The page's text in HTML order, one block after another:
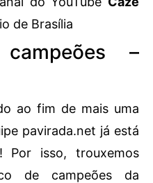
de Brasília
–
ao fim de mais uma
pavirada.net já está
Por isso, trouxemos
de campeões da